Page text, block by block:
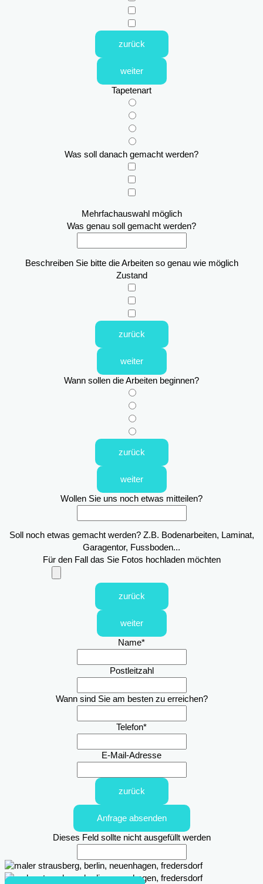
zurück
weiter
Tapetenart
Was soll danach gemacht werden?
Mehrfachauswahl möglich
Was genau soll gemacht werden?
Beschreiben Sie bitte die Arbeiten so genau wie möglich
Zustand
zurück
weiter
Wann sollen die Arbeiten beginnen?
zurück
weiter
Wollen Sie uns noch etwas mitteilen?
Soll noch etwas gemacht werden? Z.B. Bodenarbeiten, Laminat,
Garagentor, Fussboden...
Für den Fall das Sie Fotos hochladen möchten
zurück
weiter
Name*
Postleitzahl
Wann sind Sie am besten zu erreichen?
Telefon*
E-Mail-Adresse
zurück
Anfrage absenden
Dieses Feld sollte nicht ausgefüllt werden